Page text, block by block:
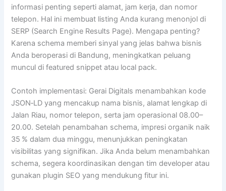
informasi penting seperti alamat, jam kerja, dan nomor
telepon. Hal ini membuat listing Anda kurang menonjol di
SERP (Search Engine Results Page). Mengapa penting?
Karena schema memberi sinyal yang jelas bahwa bisnis
Anda beroperasi di Bandung, meningkatkan peluang
muncul di featured snippet atau local pack.
Contoh implementasi: Gerai Digitals menambahkan kode
JSON‑LD yang mencakup nama bisnis, alamat lengkap di
Jalan Riau, nomor telepon, serta jam operasional 08.00–
20.00. Setelah penambahan schema, impresi organik naik
35 % dalam dua minggu, menunjukkan peningkatan
visibilitas yang signifikan. Jika Anda belum menambahkan
schema, segera koordinasikan dengan tim developer atau
gunakan plugin SEO yang mendukung fitur ini.